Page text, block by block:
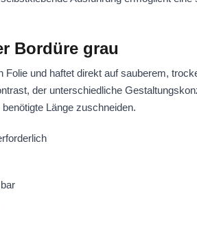
Bordüre grau
und haftet direkt auf sauberem,
der unterschiedliche
Länge zuschneiden.